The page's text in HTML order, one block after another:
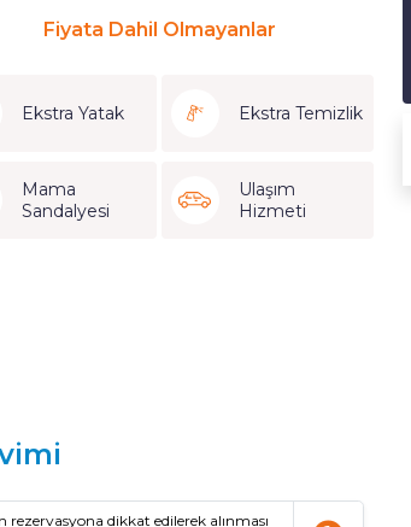
Fiyata Dahil Olmayanlar
Ekstra Yatak Ekstra Temizlik
Mama
Sandalyesi
Ulaşım
Hizmeti
dikkat edilerek alınması